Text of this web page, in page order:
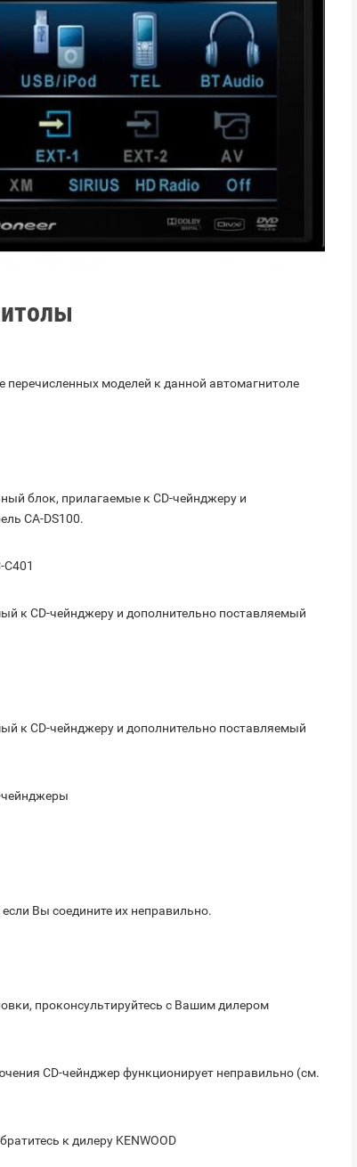
моделей к данной автомагнитоле
блок, прилагаемые к CD-чейнджеру и
CA-DS100.
C401
к CD-чейнджеру и дополнительно поставляемый
к CD-чейнджеру и дополнительно поставляемый
чейнджеры
Вы соедините их неправильно.
проконсультируйтесь с Вашим дилером
CD-чейнджер функционирует неправильно (см.
к дилеру KENWOOD